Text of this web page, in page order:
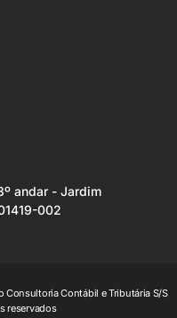
andar - Jardim
002
Contábil e Tributária S/S
reservados